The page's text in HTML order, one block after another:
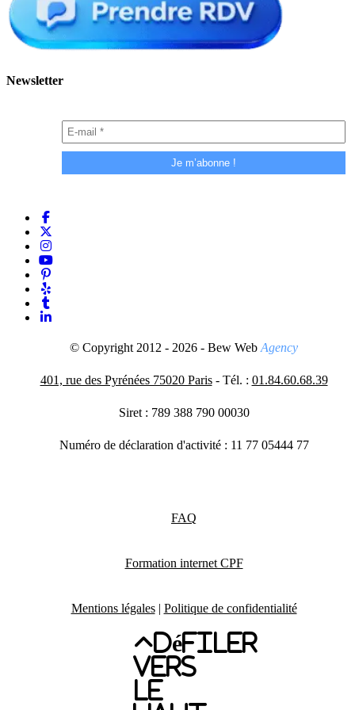
Newsletter
© Copyright 2012 - 2026 - Bew Web Agency
401, rue des Pyrénées 75020 Paris- Tél. : 01.84.60.68.39
Siret : 789 388 790 00030
Numéro de déclaration d'activité : 11 77 05444 77
FAQ
Formation internet CPF
Mentions légales| Politique de confidentialité
Défiler
vers
le